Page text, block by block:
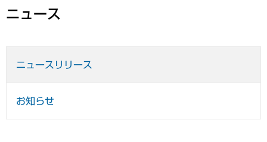
ニュース
ニュースリリース
お知らせ